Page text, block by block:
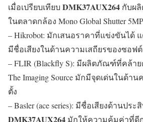
เมื่อเปรียบเทียบ DMK37AUX264 กับผ
ในตลาดกล้อง Mono Global Shutter
– Hikrobot: มักเสนอราคาที่แข่งขันได้ แ
มีชื่อเสียงในด้านความเสถียรของซอฟ
– FLIR (Blackfly S): มีผลิตภัณฑ์ที่คล้า
The Imaging Source มักมีจุดเด่นในด้า
ตั้ง
– Basler (ace series): มีชื่อเสียงด้านปร
DMK37AUX264 มักให้ความคุ้มค่าที่ดี